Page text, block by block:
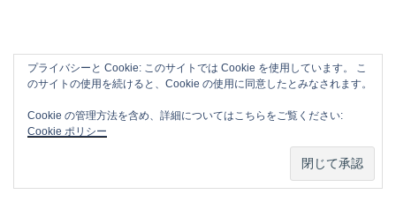
プライバシーと Cookie: このサイトでは Cookie を使用しています。 こ
のサイトの使用を続けると、Cookie の使用に同意したとみなされます。
Cookie の管理方法を含め、詳細についてはこちらをご覧ください:
Cookie ポリシー